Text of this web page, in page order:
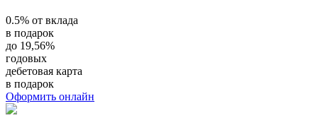
0.5% от вклада
в подарок
до 19,56%
годовых
дебетовая карта
в подарок
Оформить онлайн